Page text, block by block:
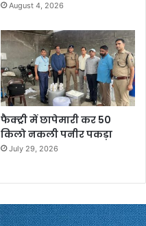
August 4, 2026
फैक्ट्री में छापेमारी कर 50
किलो नकली पनीर पकड़ा
July 29, 2026